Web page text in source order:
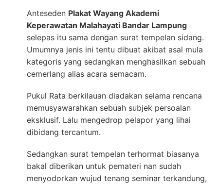
Anteseden Plakat Wayang Akademi
Keperawatan Malahayati Bandar Lampung
selepas itu sama dengan surat tempelan sidang.
Umumnya jenis ini tentu dibuat akibat asal mula
kategoris yang sedangkan menghasilkan sebuah
cemerlang alias acara semacam.
Pukul Rata berkilauan diadakan selama rencana
memusyawarahkan sebuah subjek persoalan
eksklusif. Lalu mengedrop pelapor yang lihai
dibidang tercantum.
Sedangkan surat tempelan terhormat biasanya
bakal diberikan untuk pemateri nan sudah
menyodorkan wujud tenang seminar terkandung,